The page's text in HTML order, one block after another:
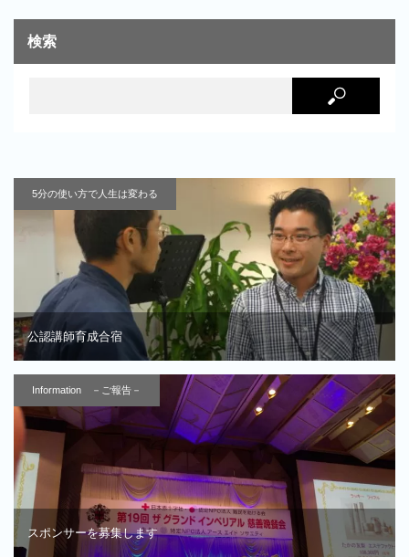
検索
5分の使い方で人生は変わる
公認講師育成合宿
Information －ご報告－
スポンサーを募集します